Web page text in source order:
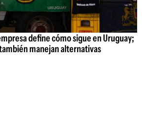
define cómo sigue en Uruguay;
manejan alternativas